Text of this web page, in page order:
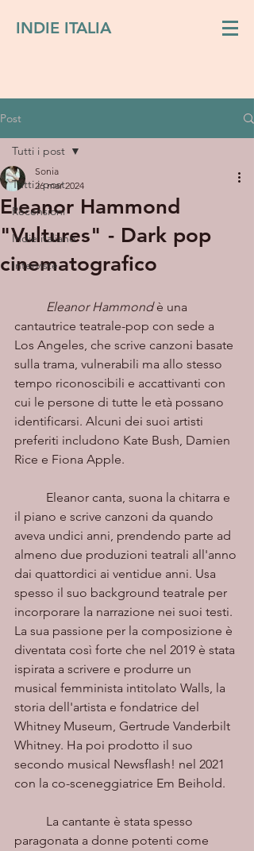
INDIE ITALIA
Post
Tutti i post
Recensioni
Indie italiano
Interviste
Tutti i post
Eleanor Hammond
"Vultures" - Dark pop
cinematografico
Sonia
26 mar 2024
Eleanor Hammond è una
cantautrice teatrale-pop con sede a
Los Angeles, che scrive canzoni basate
sulla trama, vulnerabili ma allo stesso
tempo riconoscibili e accattivanti con
cui le persone di tutte le età possano
identificarsi. Alcuni dei suoi artisti
preferiti includono Kate Bush, Damien
Rice e Fiona Apple.
il piano e scrive canzoni da quando
aveva undici anni, prendendo parte ad
almeno due produzioni teatrali all'anno
dai quattordici ai ventidue anni. Usa
spesso il suo background teatrale per
incorporare la narrazione nei suoi testi.
La sua passione per la composizione è
diventata così forte che nel 2019 è stata
ispirata a scrivere e produrre un
musical femminista intitolato Walls, la
storia dell'artista e fondatrice del
Whitney Museum, Gertrude Vanderbilt
Whitney. Ha poi prodotto il suo
secondo musical Newsflash! nel 2021
con la co-sceneggiatrice Em Beihold.
paragonata a donne potenti come